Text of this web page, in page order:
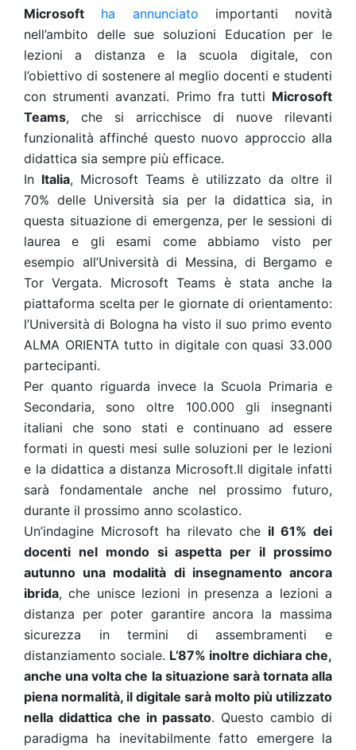
Microsoft ha annunciato importanti novità
nell’ambito delle sue soluzioni Education per le
lezioni a distanza e la scuola digitale, con
l’obiettivo di sostenere al meglio docenti e studenti
con strumenti avanzati. Primo fra tutti Microsoft
Teams, che si arricchisce di nuove rilevanti
funzionalità affinché questo nuovo approccio alla
didattica sia sempre più efficace.
In Italia, Microsoft Teams è utilizzato da oltre il
70% delle Università sia per la didattica sia, in
questa situazione di emergenza, per le sessioni di
laurea e gli esami come abbiamo visto per
esempio all’Università di Messina, di Bergamo e
Tor Vergata. Microsoft Teams è stata anche la
piattaforma scelta per le giornate di orientamento:
l’Università di Bologna ha visto il suo primo evento
ALMA ORIENTA tutto in digitale con quasi 33.000
partecipanti.
Per quanto riguarda invece la Scuola Primaria e
Secondaria, sono oltre 100.000 gli insegnanti
italiani che sono stati e continuano ad essere
formati in questi mesi sulle soluzioni per le lezioni
e la didattica a distanza Microsoft.Il digitale infatti
sarà fondamentale anche nel prossimo futuro,
durante il prossimo anno scolastico.
Un’indagine Microsoft ha rilevato che il 61% dei
docenti nel mondo si aspetta per il prossimo
autunno una modalità di insegnamento ancora
ibrida, che unisce lezioni in presenza a lezioni a
distanza per poter garantire ancora la massima
sicurezza in termini di assembramenti e
distanziamento sociale. L’87% inoltre dichiara che,
anche una volta che la situazione sarà tornata alla
piena normalità, il digitale sarà molto più utilizzato
nella didattica che in passato. Questo cambio di
paradigma ha inevitabilmente fatto emergere la